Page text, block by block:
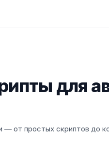
для
— от простых скриптов до